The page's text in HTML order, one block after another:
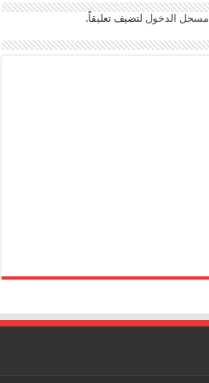
مسجل الدخوللتضيف تعليقاً.